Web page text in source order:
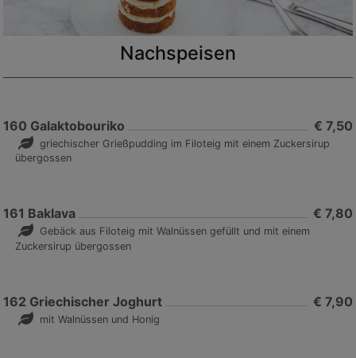
Nachspeisen
160 Galaktobouriko € 7,50
griechischer Grießpudding im Filoteig mit einem Zuckersirup
übergossen
161 Baklava € 7,80
Gebäck aus Filoteig mit Walnüssen gefüllt und mit einem
Zuckersirup übergossen
162 Griechischer Joghurt € 7,90
mit Walnüssen und Honig